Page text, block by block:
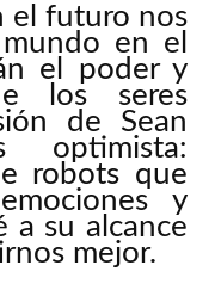
el futuro nos
en el
el poder y
los seres
de Sean
optimista:
robots que
y
a su alcance
mejor.